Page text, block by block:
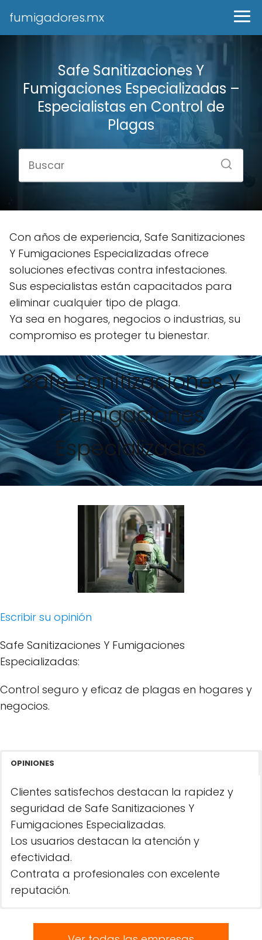
fumigadores.mx
Safe Sanitizaciones Y
Fumigaciones Especializadas –
Especialistas en Control de
Plagas
Con años de experiencia, Safe Sanitizaciones
Y Fumigaciones Especializadas ofrece
soluciones efectivas contra infestaciones.
Sus especialistas están capacitados para
eliminar cualquier tipo de plaga.
Ya sea en hogares, negocios o industrias, su
compromiso es proteger tu bienestar.
Safe Sanitizaciones Y
Fumigaciones
Especializadas
Escribir su opinión
Safe Sanitizaciones Y Fumigaciones
Especializadas:
Control seguro y eficaz de plagas en hogares y
negocios.
OPINIONES
Clientes satisfechos destacan la rapidez y
seguridad de Safe Sanitizaciones Y
Fumigaciones Especializadas.
Los usuarios destacan la atención y
efectividad.
Contrata a profesionales con excelente
reputación.